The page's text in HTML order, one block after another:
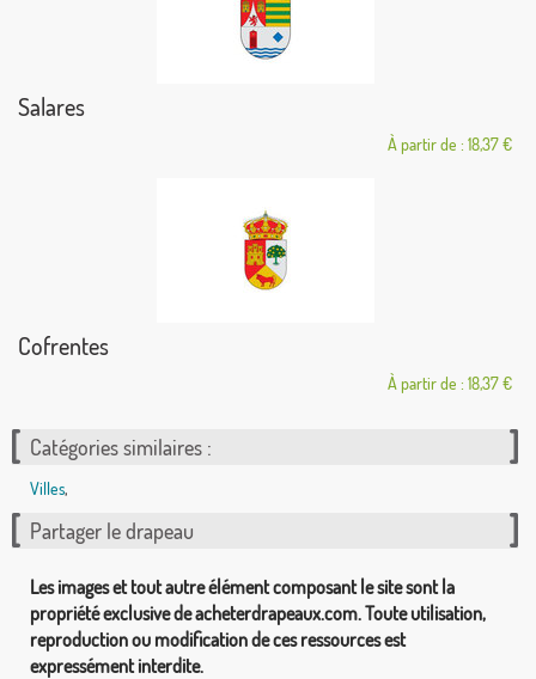
Salares
À partir de : 18,37 €
Cofrentes
À partir de : 18,37 €
Catégories similaires :
Villes,
Partager le drapeau
Les images et tout autre élément composant le site sont la
propriété exclusive de acheterdrapeaux.com. Toute utilisation,
reproduction ou modification de ces ressources est
expressément interdite.